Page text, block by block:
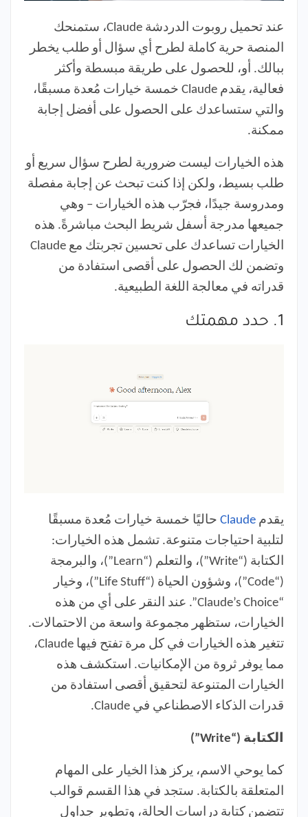
عند تحميل روبوت الدردشة Claude، ستمنحك
المنصة حرية كاملة لطرح أي سؤال أو طلب يخطر
ببالك. أو، للحصول على طريقة مبسطة وأكثر
فعالية، يقدم Claude خمسة خيارات مُعدة مسبقًا،
والتي ستساعدك على الحصول على أفضل إجابة
ممكنة.
هذه الخيارات ليست ضرورية لطرح سؤال سريع أو
طلب بسيط، ولكن إذا كنت تبحث عن إجابة مفصلة
ومدروسة جيدًا، فجرّب هذه الخيارات – وهي
جميعها مدرجة أسفل شريط البحث مباشرةً. هذه
الخيارات تساعدك على تحسين تجربتك مع Claude
وتضمن لك الحصول على أقصى استفادة من
قدراته في معالجة اللغة الطبيعية.
1. حدد مهمتك
يقدم Claude حاليًا خمسة خيارات مُعدة مسبقًا
لتلبية احتياجات متنوعة. تشمل هذه الخيارات:
الكتابة (“Write”)، والتعلم (“Learn”)، والبرمجة
(“Code”)، وشؤون الحياة (“Life Stuff”)، وخيار
“Claude’s Choice”. عند النقر على أي من هذه
الخيارات، ستظهر مجموعة واسعة من الاحتمالات.
تتغير هذه الخيارات في كل مرة تفتح فيها Claude،
مما يوفر ثروة من الإمكانيات. استكشف هذه
الخيارات المتنوعة لتحقيق أقصى استفادة من
قدرات الذكاء الاصطناعي في Claude.
الكتابة (“Write”)
كما يوحي الاسم، يركز هذا الخيار على المهام
المتعلقة بالكتابة. ستجد في هذا القسم قوالب
تتضمن كتابة دراسات الحالة، وتطوير جداول